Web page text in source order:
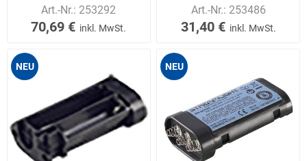
Art.-Nr.: 253292
70,69 € inkl. MwSt.
Art.-Nr.: 253486
31,40 € inkl. MwSt.
NEU NEU